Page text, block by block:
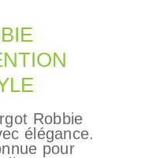
Robbie
élégance.
pour